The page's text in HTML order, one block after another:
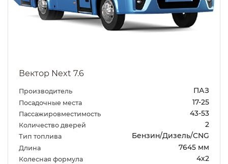
Вектор Next 7.6
Производитель ПАЗ
Посадочные места 17-25
Пассажировместимость 43-53
Количество дверей 2
Тип топлива Бензин/Дизель/CNG
Длина 7645 мм
Колесная формула 4х2